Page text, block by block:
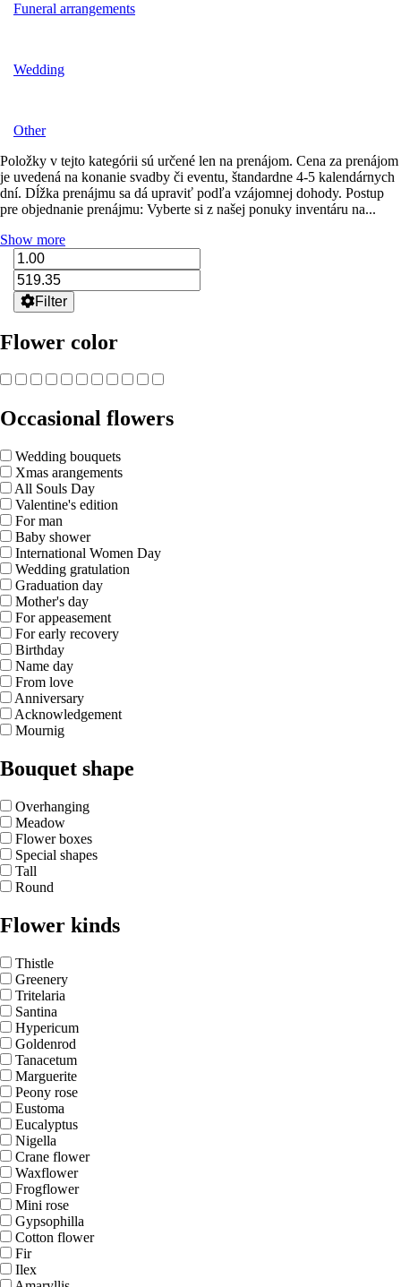
Funeral arrangements
Wedding
Other
Položky v tejto kategórii sú určené len na prenájom. Cena za prenájom
je uvedená na konanie svadby či eventu, štandardne 4-5 kalendárnych
dní. Dĺžka prenájmu sa dá upraviť podľa vzájomnej dohody. Postup
pre objednanie prenájmu: Vyberte si z našej ponuky inventáru na...
Show more
Filter
Flower color
Occasional flowers
Wedding bouquets
Xmas arangements
All Souls Day
Valentine's edition
For man
Baby shower
International Women Day
Wedding gratulation
Graduation day
Mother's day
For appeasement
For early recovery
Birthday
Name day
From love
Anniversary
Acknowledgement
Mournig
Bouquet shape
Overhanging
Meadow
Flower boxes
Special shapes
Tall
Round
Flower kinds
Thistle
Greenery
Tritelaria
Santina
Hypericum
Goldenrod
Tanacetum
Marguerite
Peony rose
Eustoma
Eucalyptus
Nigella
Crane flower
Waxflower
Frogflower
Mini rose
Gypsophilla
Cotton flower
Fir
Ilex